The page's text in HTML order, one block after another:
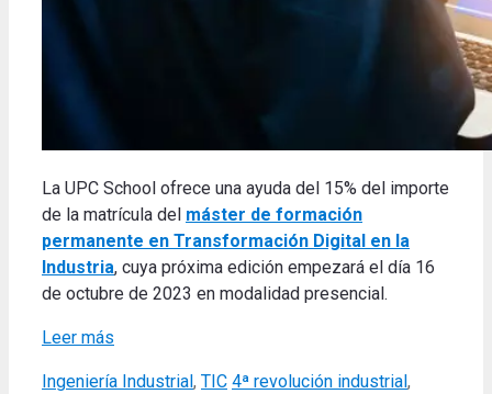
La UPC School ofrece una ayuda del 15% del importe
de la matrícula del máster de formación
permanente en Transformación Digital en la
Industria, cuya próxima edición empezará el día 16
de octubre de 2023 en modalidad presencial.
Leer más
Categories
Ingeniería Industrial , TIC Tags
4ª revolución industrial ,